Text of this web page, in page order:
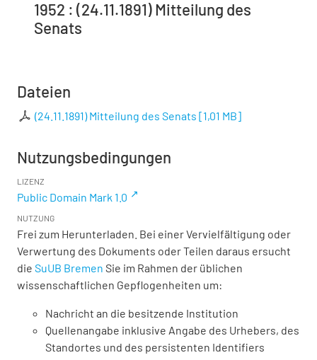
1952 : (24.11.1891) Mitteilung des
Senats
Dateien
(24.11.1891) Mitteilung des Senats [1,01 MB]
Nutzungsbedingungen
LIZENZ
Public Domain Mark 1.0
NUTZUNG
Frei zum Herunterladen. Bei einer Vervielfältigung oder
Verwertung des Dokuments oder Teilen daraus ersucht
die SuUB Bremen Sie im Rahmen der üblichen
wissenschaftlichen Gepflogenheiten um:
Nachricht an die besitzende Institution
Quellenangabe inklusive Angabe des Urhebers, des
Standortes und des persistenten Identifiers